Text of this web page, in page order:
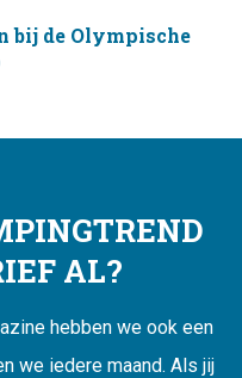
bij de Olympische
AL?
hebben we ook een
we iedere maand. Als jij